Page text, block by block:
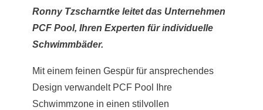
Ronny Tzscharntke leitet das Unternehmen
PCF Pool, Ihren Experten für individuelle
Schwimmbäder.
Mit einem feinen Gespür für ansprechendes
Design verwandelt PCF Pool Ihre
Schwimmzone in einen stilvollen